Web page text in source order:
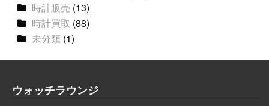
時計販売 (13)
時計買取 (88)
未分類 (1)
ウォッチラウンジ